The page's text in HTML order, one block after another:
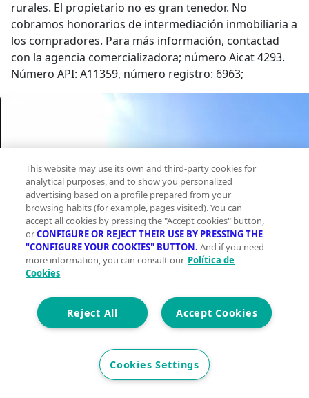
rurales. El propietario no es gran tenedor. No
cobramos honorarios de intermediación inmobiliaria a
los compradores. Para más información, contactad
con la agencia comercializadora; número Aicat 4293.
Número API: A11359, número registro: 6963;
This website may use its own and third-party cookies for
analytical purposes, and to show you personalized
advertising based on a profile prepared from your
browsing habits (for example, pages visited). You can
accept all cookies by pressing the "Accept cookies" button,
orCONFIGURE OR REJECT THEIR USE BY PRESSING THE
"CONFIGURE YOUR COOKIES" BUTTON. And if you need
more information, you can consult our Política de
Cookies
Accept Cookies
Reject All
Cookies Settings